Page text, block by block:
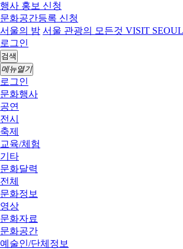
행사 홍보 신청
문화공간등록 신청
서울의 밤 서울 관광의 모든것 VISIT SEOUL
로그인
검색
메뉴열기
로그인
문화행사
공연
전시
축제
교육/체험
기타
문화달력
전체
문화정보
영상
문화자료
문화공간
예술인/단체정보